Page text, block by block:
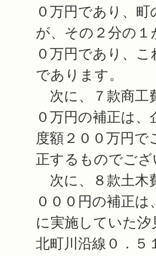
０万円であり、
が、その２分の
０万円であり、
であります。
次に、７款商工
０万円の補正は
度額２００万円
正するものでご
次に、８款土木
０００円の補正
に実施していた
北町川沿線０．５